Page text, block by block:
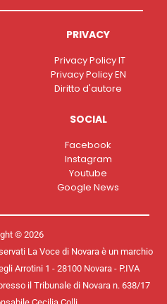
PRIVACY
Privacy Policy IT
Privacy Policy EN
Diritto d'autore
SOCIAL
Facebook
Instagram
Youtube
Google News
© 2026
La Voce di Novara è un marchio
Arrotini 1 - 28100 Novara - P.IVA
il Tribunale di Novara n. 638/17